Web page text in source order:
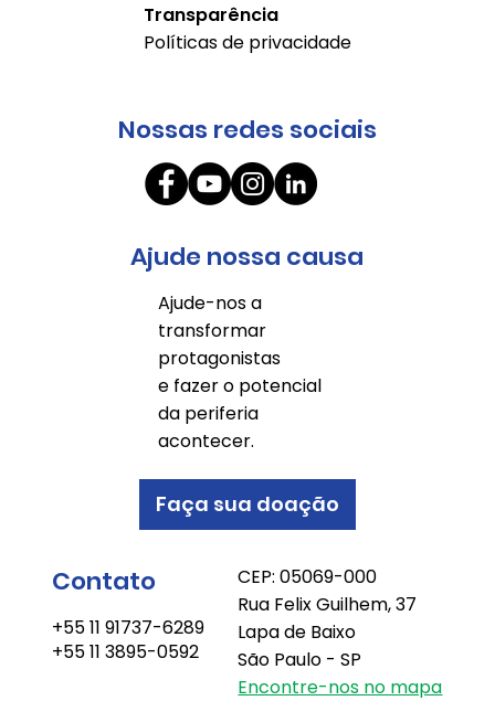
Nossas redes sociais
Ajude nossa causa
Ajude-nos a
transformar
protagonistas
e fazer o potencial
da periferia
acontecer.
Faça sua doação
Contato
+55 11 91737-6289
+55 11 3895-0592
CEP: 05069-000
Rua Felix Guilhem, 37
Lapa de Baixo
São Paulo - SP
Encontre-nos no mapa
Transparência
Políticas de privacidade